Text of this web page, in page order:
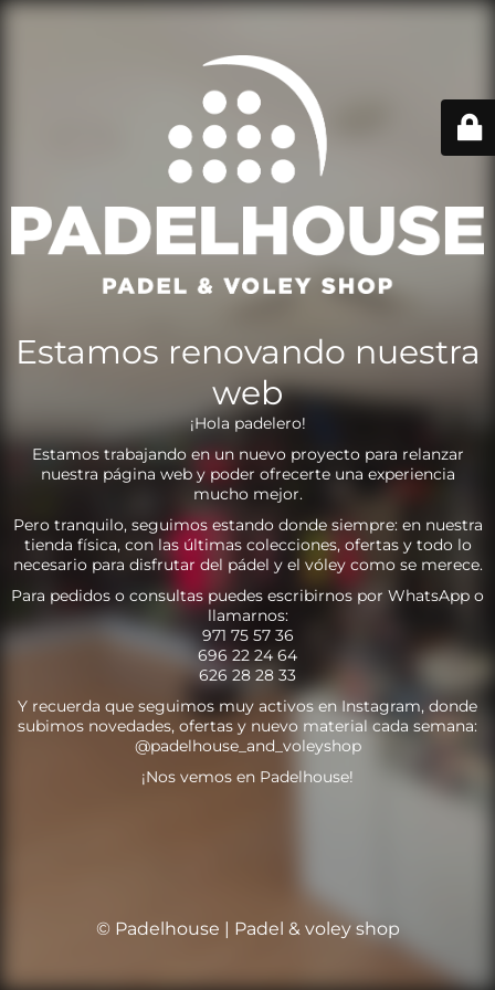
Estamos renovando nuestra
web
¡Hola padelero!
Estamos trabajando en un nuevo proyecto para relanzar
nuestra página web y poder ofrecerte una experiencia
mucho mejor.
Pero tranquilo, seguimos estando donde siempre: en nuestra
tienda física, con las últimas colecciones, ofertas y todo lo
necesario para disfrutar del pádel y el vóley como se merece.
Para pedidos o consultas puedes escribirnos por WhatsApp o
llamarnos:
971 75 57 36
696 22 24 64
626 28 28 33
Y recuerda que seguimos muy activos en Instagram, donde
subimos novedades, ofertas y nuevo material cada semana:
@padelhouse_and_voleyshop
¡Nos vemos en Padelhouse!
© Padelhouse | Padel & voley shop